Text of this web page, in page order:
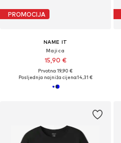
PROMOCIJA
NAME IT
Majica
15,90 €
Prvotno: 19,90 €
Posljednja najniža cijena:14,31 €